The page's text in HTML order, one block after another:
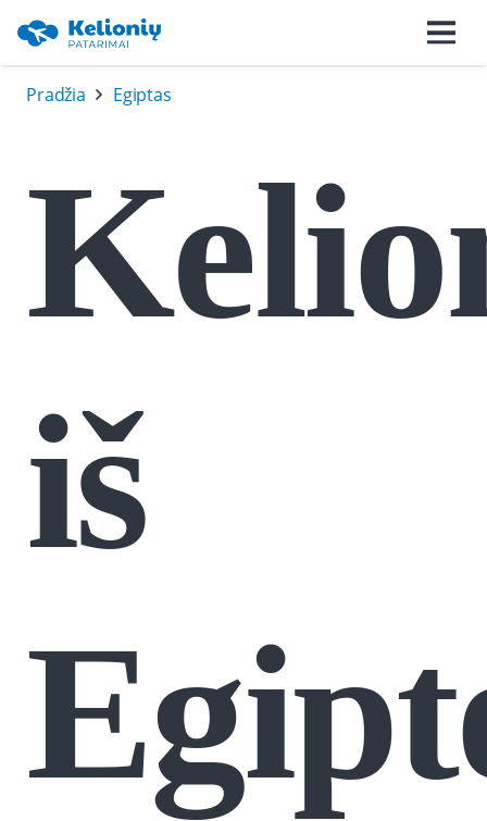
Pradžia Egiptas
iš